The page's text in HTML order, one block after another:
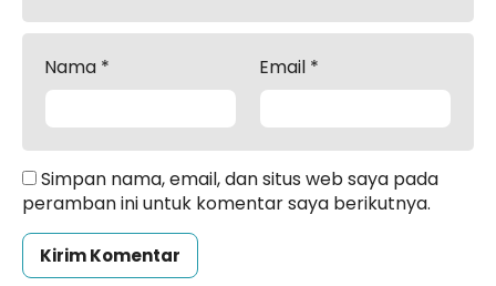
Nama * Email *
Simpan nama, email, dan situs web saya pada
peramban ini untuk komentar saya berikutnya.